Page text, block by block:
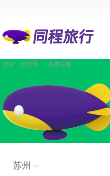
您好，请登录 免费注册
国内酒店 国际·
景点
出境游
邮轮
企业商旅
汽车·船票
苏州